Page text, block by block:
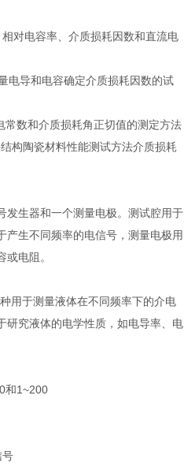
对电容率、介质损耗因数和直流电
电导和电容确定介质损耗因数的试
数和介质损耗角正切值的测定方法
构陶瓷材料性能测试方法介质损耗
发生器和一个测量电极。测试腔用于
产生不同频率的电信号，测量电极用
电阻。
用于测量液体在不同频率下的介电
研究液体的电学性质，如电导率、电
和1~200
号